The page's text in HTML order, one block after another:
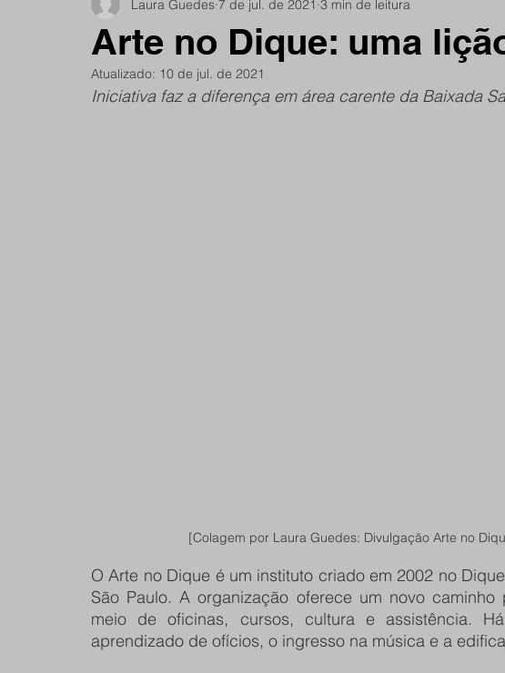
Notícias do Jardim São Remo Debate Comunidade
São Remano Entrevista
Arte no Dique: uma
Laura Guedes 7 de jul. de 2021 3 min de leitura
Atualizado: 10 de jul. de 2021
Iniciativa faz a diferença em área carente da Baixada
[Colagem por Laura Guedes: Divulgação Arte no
O Arte no Dique é um instituto criado em 2002 no
São Paulo. A organização oferece um novo
meio de oficinas, cursos, cultura e assistência.
aprendizado de ofícios, o ingresso na música e a